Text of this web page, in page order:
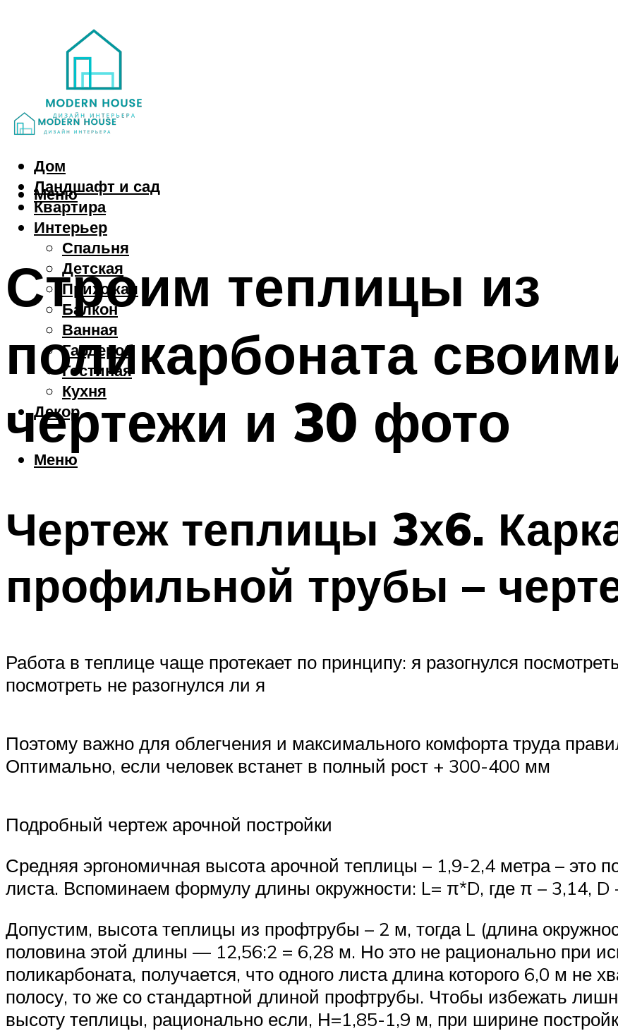
Дом
Ландшафт и сад
Квартира
Интерьер
Спальня
Детская
Прихожая
Балкон
Ванная
Гардероб
Гостиная
Кухня
Декор
Меню
Меню
Строим теплицы из
поликарбоната
чертежи и 30 фото
Чертеж теплицы 3х6.
профильной трубы –
Работа в теплице чаще протекает по принципу: я разогнулся
посмотреть не разогнулся ли я
Поэтому важно для облегчения и максимального комфорта труда
Оптимально, если человек встанет в полный рост + 300-400 мм
Подробный чертеж арочной постройки
Средняя эргономичная высота арочной теплицы – 1,9-2,4 метра – это
листа. Вспоминаем формулу длины окружности: L= π*D, где π – 3,14, D
Допустим, высота теплицы из профтрубы – 2 м, тогда L (длина
половина этой длины — 12,56:2 = 6,28 м. Но это не рационально при
поликарбоната, получается, что одного листа длина которого 6,0 м не
полосу, то же со стандартной длиной профтрубы. Чтобы избежать
высоту теплицы, рационально если, Н=1,85-1,9 м, при ширине